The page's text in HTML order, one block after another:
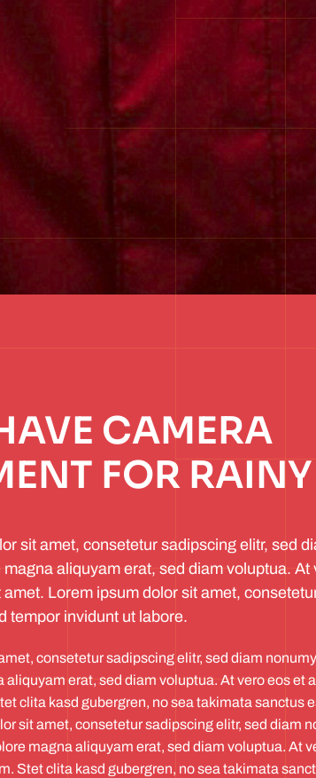
CAMERA
FOR
sit amet, consetetur sadipscing elitr, sed
aliquyam erat, sed diam voluptua. At
Lorem ipsum dolor sit amet,
tempor invidunt ut labore.
consetetur sadipscing elitr, sed diam
aliquyam erat, sed diam voluptua. At vero eos et
clita kasd gubergren, no sea takimata sanctus
sit amet, consetetur sadipscing elitr, sed diam
magna aliquyam erat, sed diam voluptua. At
Stet clita kasd gubergren, no sea takimata